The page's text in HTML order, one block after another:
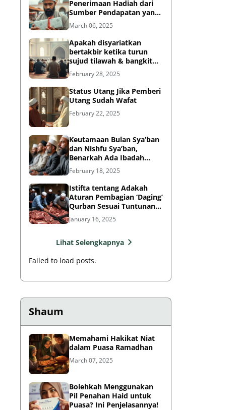
Penerimaan Hadiah dari
Sumber Pendapatan yang
Tidak Halal
March 06, 2025
Apakah disyariatkan
bertakbir ketika turun
sujud tilawah & bangkit
dari sujud tilawah yang
dilakukan dalam shalat?
February 28, 2025
Status Utang Jika Pemberi
Utang Sudah Wafat
February 22, 2025
Keutamaan Bulan Sya’ban
dan Nishfu Sya’ban,
Benarkah Ada Ibadah
Khusus?
February 18, 2025
Istifta tentang Adakah
Aturan Pembagian ‘Daging’
Qurban Sesuai Tuntunan
Rasulullah?
January 16, 2025
Lihat Selengkapnya
Failed to load posts.
Shaum
Memahami Hakikat Niat
dalam Puasa Ramadhan
March 07, 2025
Bolehkah Menggunakan
Pil Penahan Haid untuk
Puasa? Ini Penjelasannya!